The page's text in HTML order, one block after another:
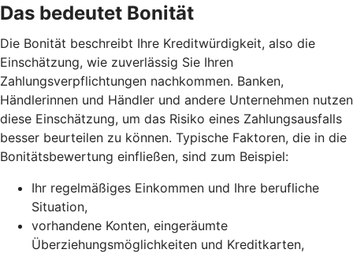
Das bedeutet Bonität
Die Bonität beschreibt Ihre Kreditwürdigkeit, also die
Einschätzung, wie zuverlässig Sie Ihren
Zahlungsverpflichtungen nachkommen. Banken,
Händlerinnen und Händler und andere Unternehmen nutzen
diese Einschätzung, um das Risiko eines Zahlungsausfalls
besser beurteilen zu können. Typische Faktoren, die in die
Bonitätsbewertung einfließen, sind zum Beispiel:
Ihr regelmäßiges Einkommen und Ihre berufliche
Situation,
vorhandene Konten, eingeräumte
Überziehungsmöglichkeiten und Kreditkarten,